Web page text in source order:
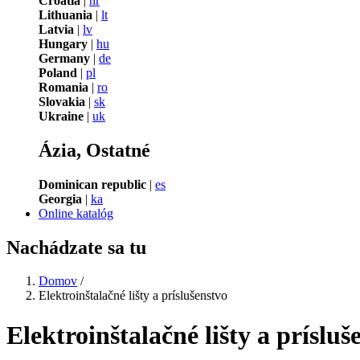
Lithuania | lt
Latvia | lv
Hungary | hu
Germany | de
Poland | pl
Romania | ro
Slovakia | sk
Ukraine | uk
Ázia, Ostatné
Dominican republic | es
Georgia | ka
Online katalóg
Nachádzate sa tu
Domov /
Elektroinštalačné lišty a príslušenstvo
Elektroinštalačné lišty a